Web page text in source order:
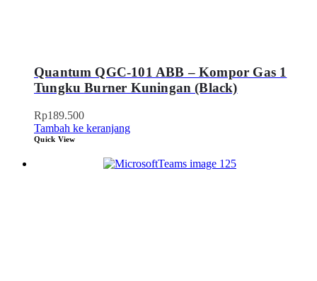
Quantum QGC-101 ABB – Kompor Gas 1
Tungku Burner Kuningan (Black)
Rp189.500
Tambah ke keranjang
Quick View